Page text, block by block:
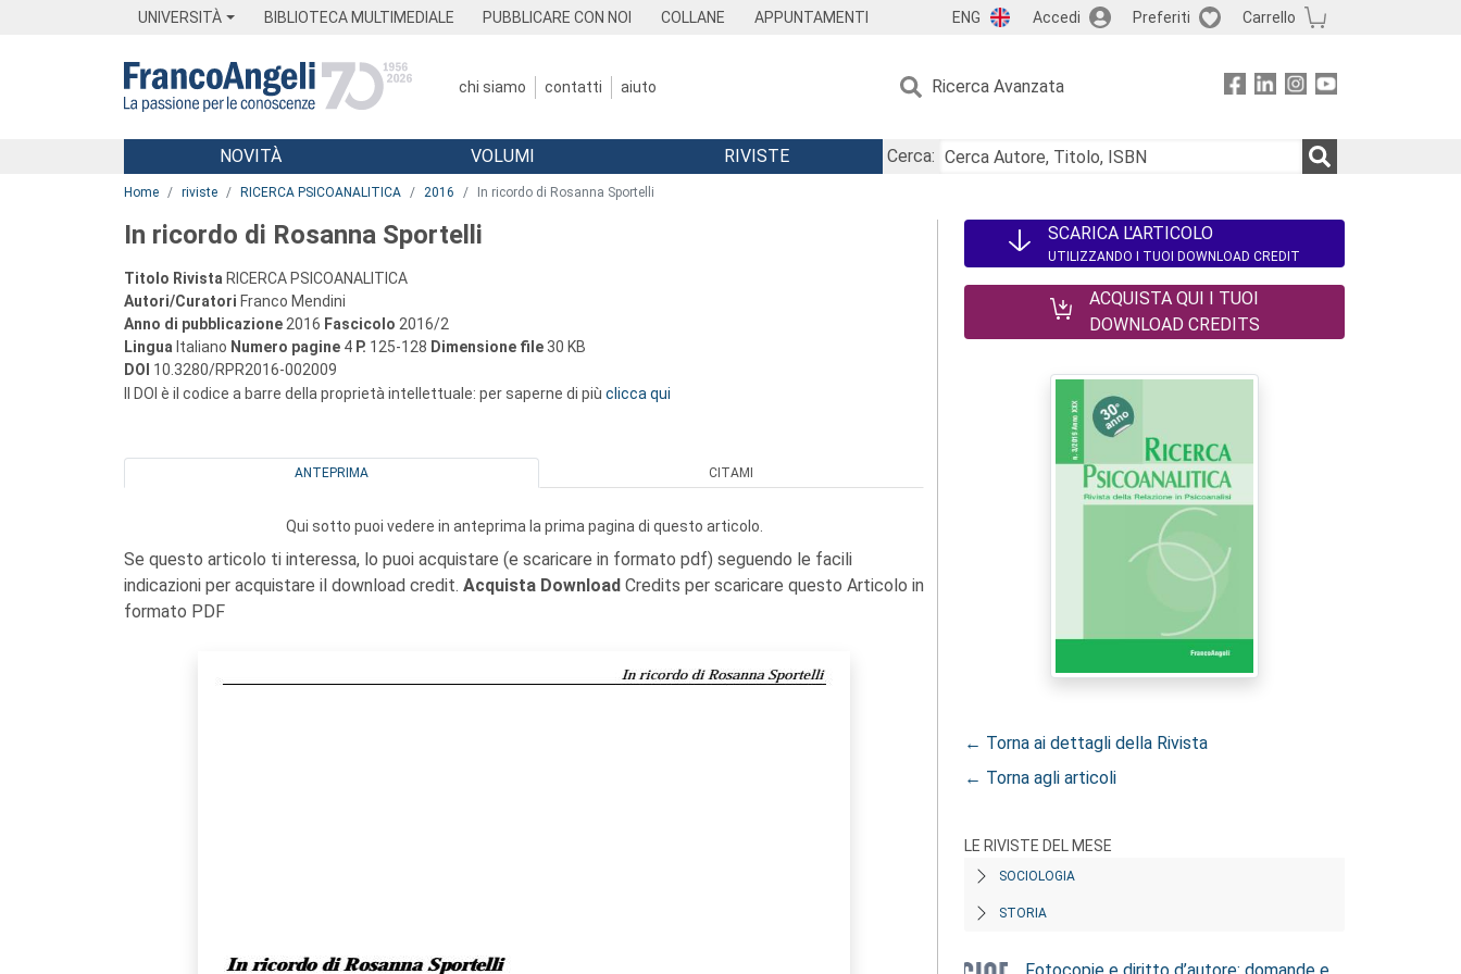
UNIVERSITÀ BIBLIOTECA MULTIMEDIALE PUBBLICARE CON NOI COLLANE APPUNTAMENTI ENG Accedi Preferiti Carrello
chi siamo contatti aiuto Ricerca Avanzata
Menu
NOVITÀ VOLUMI RIVISTE
Cerca:
Home riviste RICERCA PSICOANALITICA 2016 In ricordo di Rosanna Sportelli
In ricordo di Rosanna Sportelli
Titolo Rivista RICERCA PSICOANALITICA
Autori/Curatori Franco Mendini
Anno di pubblicazione 2016 Fascicolo 2016/2
Lingua Italiano Numero pagine 4 P. 125-128 Dimensione file 30 KB
DOI 10.3280/RPR2016-002009
Il DOI è il codice a barre della proprietà intellettuale: per saperne di più clicca qui
ANTEPRIMA CITAMI
Qui sotto puoi vedere in anteprima la prima pagina di questo articolo.
Se questo articolo ti interessa, lo puoi acquistare (e scaricare in formato pdf) seguendo le facili
indicazioni per acquistare il download credit. Acquista Download Credits per scaricare questo Articolo in
formato PDF
SCARICA L'ARTICOLO
UTILIZZANDO I TUOI DOWNLOAD CREDIT
ACQUISTA QUI I TUOI
DOWNLOAD CREDITS
← Torna ai dettagli della Rivista
← Torna agli articoli
LE RIVISTE DEL MESE
SOCIOLOGIA
STORIA